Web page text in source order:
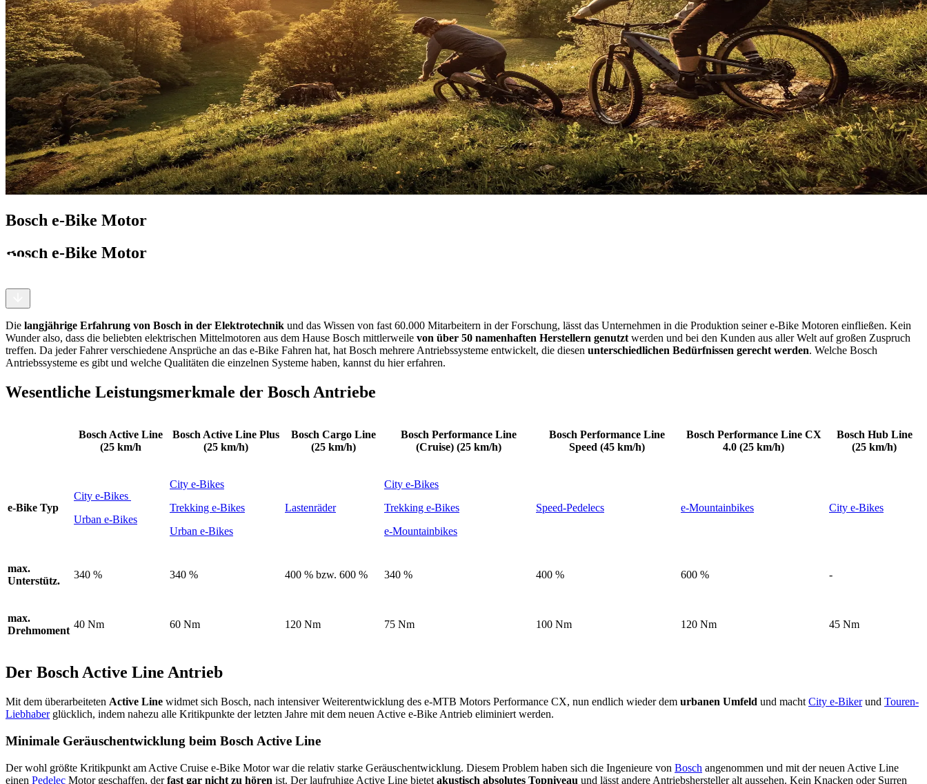
Bosch e-Bike Motor
Bosch e-Bike Motor
Die langjährige Erfahrung von Bosch in der Elektrotechnik und das Wissen von fast 60.000 Mitarbeitern in der Forschung, lässt das Unternehmen in die Produktion seiner e-Bike Motoren einfließen. Kein
Wunder also, dass die beliebten elektrischen Mittelmotoren aus dem Hause Bosch mittlerweile von über 50 namenhaften Herstellern genutzt werden und bei den Kunden aus aller Welt auf großen Zuspruch
treffen. Da jeder Fahrer verschiedene Ansprüche an das e-Bike Fahren hat, hat Bosch mehrere Antriebssysteme entwickelt, die diesen unterschiedlichen Bedürfnissen gerecht werden. Welche Bosch
Antriebssysteme es gibt und welche Qualitäten die einzelnen Systeme haben, kannst du hier erfahren.
Wesentliche Leistungsmerkmale der Bosch Antriebe
Bosch Active Line
(25 km/h
Bosch Active Line Plus
(25 km/h)
Bosch Cargo Line
(25 km/h)
Bosch Performance Line
(Cruise) (25 km/h)
Bosch Performance Line
Speed (45 km/h)
Bosch Performance Line CX
4.0 (25 km/h)
Bosch Hub Line
(25 km/h)
e-Bike Typ
City e-Bikes
Urban e-Bikes
City e-Bikes
Trekking e-Bikes
Urban e-Bikes
Lastenräder
City e-Bikes
Trekking e-Bikes
e-Mountainbikes
Speed-Pedelecs e-Mountainbikes City e-Bikes
max.
Unterstütz.
340 % 340 % 400 % bzw. 600 % 340 % 400 % 600 % -
max.
Drehmoment
40 Nm 60 Nm 120 Nm 75 Nm 100 Nm 120 Nm 45 Nm
Der Bosch Active Line Antrieb
Mit dem überarbeiteten Active Line widmet sich Bosch, nach intensiver Weiterentwicklung des e-MTB Motors Performance CX, nun endlich wieder dem urbanen Umfeld und macht City e-Bikerund Touren-
Liebhaberglücklich, indem nahezu alle Kritikpunkte der letzten Jahre mit dem neuen Active e-Bike Antrieb eliminiert werden.
Minimale Geräuschentwicklung beim Bosch Active Line
Der wohl größte Kritikpunkt am Active Cruise e-Bike Motor war die relativ starke Geräuschentwicklung. Diesem Problem haben sich die Ingenieure von Bosch angenommen und mit der neuen Active Line
einen Pedelec Motor geschaffen, derfast gar nicht zu hören ist. Der laufruhige Active Line bietet akustisch absolutes Topniveau und lässt andere Antriebshersteller alt aussehen. Kein Knacken oder Surren